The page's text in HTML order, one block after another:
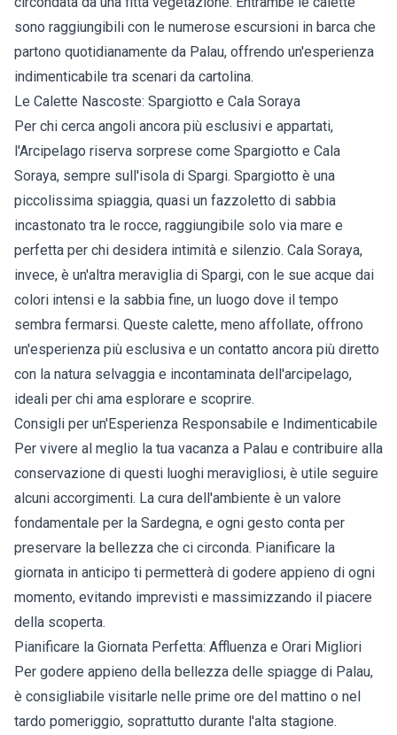
sono raggiungibili con le numerose escursioni in barca che
partono quotidianamente da Palau, offrendo un'esperienza
indimenticabile tra scenari da cartolina.
Le Calette Nascoste: Spargiotto e Cala Soraya
Per chi cerca angoli ancora più esclusivi e appartati,
l'Arcipelago riserva sorprese come Spargiotto e Cala
Soraya, sempre sull'isola di Spargi. Spargiotto è una
piccolissima spiaggia, quasi un fazzoletto di sabbia
incastonato tra le rocce, raggiungibile solo via mare e
perfetta per chi desidera intimità e silenzio. Cala Soraya,
invece, è un'altra meraviglia di Spargi, con le sue acque dai
colori intensi e la sabbia fine, un luogo dove il tempo
sembra fermarsi. Queste calette, meno affollate, offrono
un'esperienza più esclusiva e un contatto ancora più diretto
con la natura selvaggia e incontaminata dell'arcipelago,
ideali per chi ama esplorare e scoprire.
Consigli per un'Esperienza Responsabile e Indimenticabile
Per vivere al meglio la tua vacanza a Palau e contribuire alla
conservazione di questi luoghi meravigliosi, è utile seguire
alcuni accorgimenti. La cura dell'ambiente è un valore
fondamentale per la Sardegna, e ogni gesto conta per
preservare la bellezza che ci circonda. Pianificare la
giornata in anticipo ti permetterà di godere appieno di ogni
momento, evitando imprevisti e massimizzando il piacere
della scoperta.
Pianificare la Giornata Perfetta: Affluenza e Orari Migliori
Per godere appieno della bellezza delle spiagge di Palau,
è consigliabile visitarle nelle prime ore del mattino o nel
tardo pomeriggio, soprattutto durante l'alta stagione.